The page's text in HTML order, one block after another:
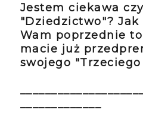
Jestem ciekawa
"Dziedzictwo"? Jak
Wam poprzednie
macie już
swojego
_____________